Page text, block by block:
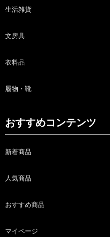
生活雑貨
文房具
衣料品
履物・靴
おすすめコンテンツ
新着商品
人気商品
おすすめ商品
マイページ